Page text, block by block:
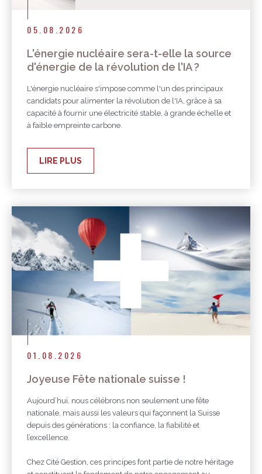
05.08.2026
L'énergie nucléaire sera-t-elle la source
d'énergie de la révolution de l'IA ?
L'énergie nucléaire s'impose comme l'un des principaux
candidats pour alimenter la révolution de l'IA, grâce à sa
capacité à fournir une électricité stable, à grande échelle et
à faible empreinte carbone.
LIRE PLUS
01.08.2026
Joyeuse Fête nationale suisse !
Aujourd’hui, nous célébrons non seulement une fête
nationale, mais aussi les valeurs qui façonnent la Suisse
depuis des générations : la confiance, la fiabilité et
l’excellence.
Chez Cité Gestion, ces principes font partie de notre héritage